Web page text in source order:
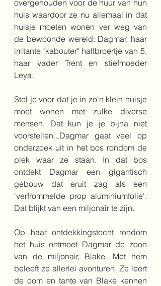
overgehouden voor de huur van hun
huis waardoor ze nu allemaal in dat
huisje moeten wonen ver weg van
de bewoonde wereld: Dagmar, haar
irritante "kabouter" halfbroertje van 5,
haar vader Trent en stiefmoeder
Leya.
Stel je voor dat je in zo'n klein huisje
moet wonen met zulke diverse
mensen. Dat kun je je bijna niet
voorstellen...Dagmar gaat veel op
onderzoek uit in het bos rondom de
plek waar ze staan. In dat bos
ontdekt Dagmar een gigantisch
gebouw dat eruit zag als een
'verfrommelde prop aluminiumfolie'.
Dat blijkt van een miljonair te zijn.
Op haar ontdekkingstocht rondom
het huis ontmoet Dagmar de zoon
van de miljonair, Blake. Met hem
beleeft ze allerlei avonturen. Ze leert
de oom en tante van Blake kennen